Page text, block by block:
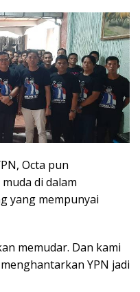
Octa pun
di dalam
yang mempunyai
memudar. Dan kami
YPN jadi